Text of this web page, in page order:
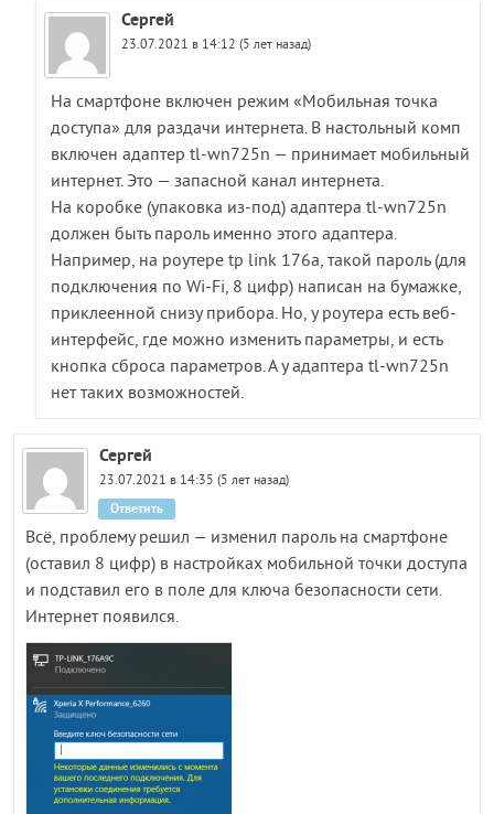
Сергей
23.07.2021 в 14:12 (5 лет назад)
На смартфоне включен режим «Мобильная точка
доступа» для раздачи интернета. В настольный комп
включен адаптер tl-wn725n — принимает мобильный
интернет. Это — запасной канал интернета.
На коробке (упаковка из-под) адаптера tl-wn725n
должен быть пароль именно этого адаптера.
Например, на роутере tp link 176a, такой пароль (для
подключения по Wi-Fi, 8 цифр) написан на бумажке,
приклеенной снизу прибора. Но, у роутера есть веб-
интерфейс, где можно изменить параметры, и есть
кнопка сброса параметров. А у адаптера tl-wn725n
нет таких возможностей.
Сергей
23.07.2021 в 14:35 (5 лет назад)
Всё, проблему решил — изменил пароль на смартфоне
(оставил 8 цифр) в настройках мобильной точки доступа
и подставил его в поле для ключа безопасности сети.
Интернет появился.
Ответить